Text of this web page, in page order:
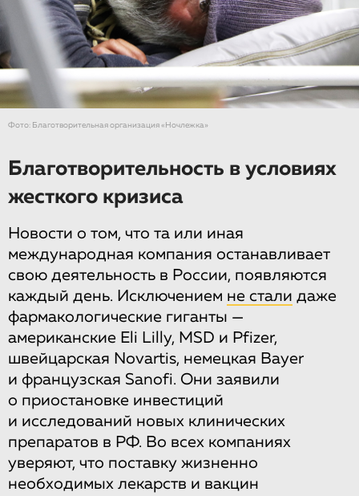
Фото: Благотворительная организация «Ночлежка»
Благотворительность в условиях
жесткого кризиса
Новости о том, что та или иная
международная компания останавливает
свою деятельность в России, появляются
каждый день. Исключением не стали даже
фармакологические гиганты —
американские Eli Lilly, MSD и Pfizer,
швейцарская Novartis, немецкая Bayer
и французская Sanofi. Они заявили
о приостановке инвестиций
и исследований новых клинических
препаратов в РФ. Во всех компаниях
уверяют, что поставку жизненно
необходимых лекарств и вакцин